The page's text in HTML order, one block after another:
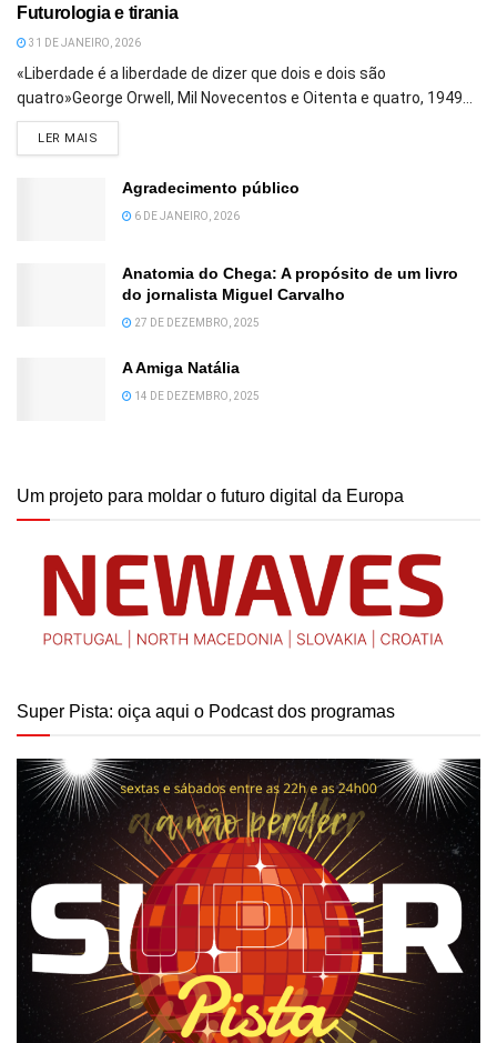
Futurologia e tirania
31 DE JANEIRO, 2026
«Liberdade é a liberdade de dizer que dois e dois são
quatro»George Orwell, Mil Novecentos e Oitenta e quatro, 1949...
LER MAIS
Agradecimento público
6 DE JANEIRO, 2026
Anatomia do Chega: A propósito de um livro
do jornalista Miguel Carvalho
27 DE DEZEMBRO, 2025
A Amiga Natália
14 DE DEZEMBRO, 2025
Um projeto para moldar o futuro digital da Europa
Super Pista: oiça aqui o Podcast dos programas